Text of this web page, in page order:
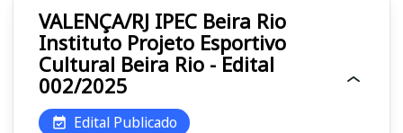
VALENÇA/RJ IPEC Beira Rio
Instituto Projeto Esportivo
Cultural Beira Rio - Edital
002/2025
Edital Publicado